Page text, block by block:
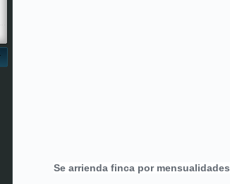
Se arrienda finca por mensualidades